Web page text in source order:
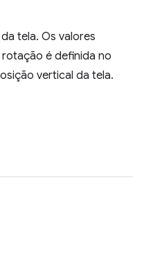
tela. Os valores
é definida no
vertical da tela.